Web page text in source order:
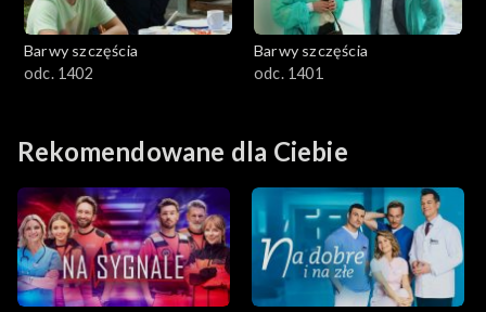
Barwy szczęścia
odc. 1402
Barwy szczęścia
odc. 1401
Rekomendowane dla Ciebie